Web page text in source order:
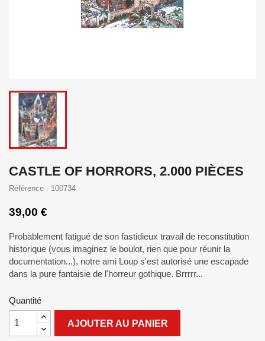
CASTLE OF HORRORS, 2.000 PIÈCES
Référence : 100734
39,00 €
Probablement fatigué de son fastidieux travail de reconstitution
historique (vous imaginez le boulot, rien que pour réunir la
documentation...), notre ami Loup s'est autorisé une escapade
dans la pure fantaisie de l'horreur gothique. Brrrrr...
Quantité
AJOUTER AU PANIER